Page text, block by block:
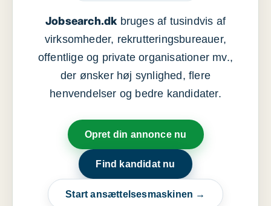
Jobsearch.dkbruges af tusindvis af
virksomheder, rekrutteringsbureauer,
offentlige og private organisationer mv.,
der ønsker høj synlighed, flere
henvendelser og bedre kandidater.
Opret din annonce nu
Find kandidat nu
Start ansættelsesmaskinen →